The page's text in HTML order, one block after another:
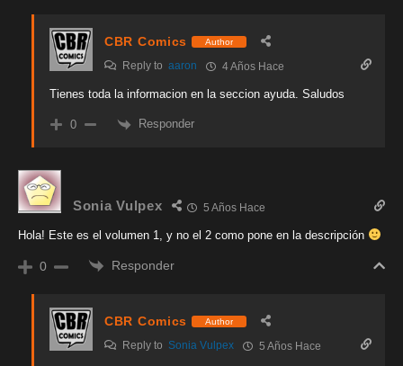
CBR Comics Author
Reply to aaron 4 Años Hace
Tienes toda la informacion en la seccion ayuda. Saludos
0 Responder
Sonia Vulpex 5 Años Hace
Hola! Este es el volumen 1, y no el 2 como pone en la descripción
0 Responder
CBR Comics Author
Reply to Sonia Vulpex 5 Años Hace